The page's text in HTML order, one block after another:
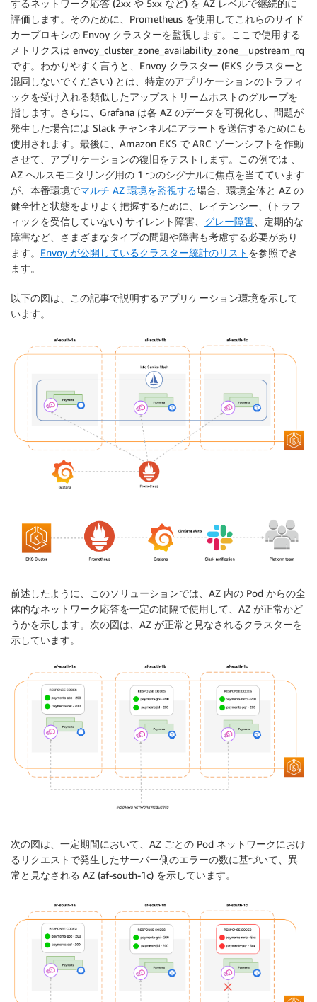
するネットワーク応答 (2xx や 5xx など) を AZ レベルで継続的に
評価します。そのために、Prometheus を使用してこれらのサイド
カープロキシの Envoy クラスターを監視します。ここで使用する
メトリクスは envoy_cluster_zone_availability_zone__upstream_rq
です。わかりやすく言うと、Envoy クラスター (EKS クラスターと
混同しないでください) とは、特定のアプリケーションのトラフィ
ックを受け入れる類似したアップストリームホストのグループを
指します。さらに、Grafana は各 AZ のデータを可視化し、問題が
発生した場合には Slack チャンネルにアラートを送信するためにも
使用されます。最後に、Amazon EKS で ARC ゾーンシフトを作動
させて、アプリケーションの復旧をテストします。この例では 、
AZ ヘルスモニタリング用の 1 つのシグナルに焦点を当てています
が、本番環境でマルチ AZ 環境を監視する場合、環境全体と AZ の
健全性と状態をよりよく把握するために、レイテンシー、(トラフ
ィックを受信していない) サイレント障害、 グレー障害 、定期的な
障害など、さまざまなタイプの問題や障害も考慮する必要があり
ます。 Envoy が公開しているクラスター統計のリスト を参照でき
ます。
以下の図は、この記事で説明するアプリケーション環境を示して
います。
前述したように、このソリューションでは、AZ 内の Pod からの全
体的なネットワーク応答を一定の間隔で使用して、AZ が正常かど
うかを示します。次の図は、AZ が正常と見なされるクラスターを
示しています。
次の図は、一定期間において、AZ ごとの Pod ネットワークにおけ
るリクエストで発生したサーバー側のエラーの数に基づいて、異
常と見なされる AZ (af-south-1c) を示しています。